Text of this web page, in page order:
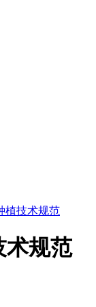
植技术规范
术规范